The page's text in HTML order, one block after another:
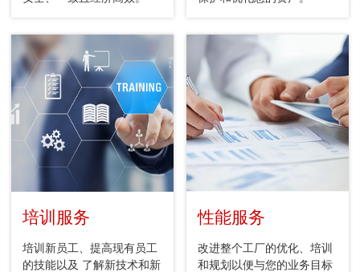
培训服务
培训新员工、提高现有员工
的技能以及 了解新技术和新
性能服务
改进整个工厂的优化、培训
和规划以便与您的业务目标